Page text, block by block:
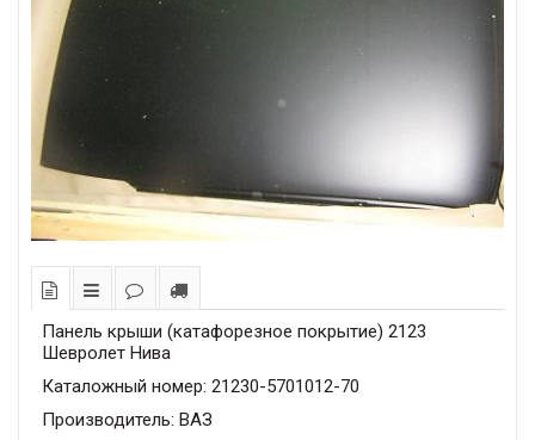
Панель крыши (катафорезное покрытие) 2123
Шевролет Нива
Каталожный номер: 21230-5701012-70
Производитель: ВАЗ